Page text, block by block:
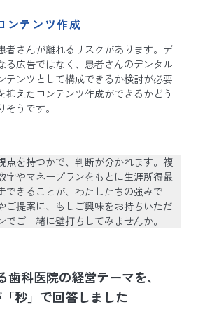
ンテンツ作成
者さんが離れるリスクがあります。デ
る広告ではなく、患者さんのデンタル
テンツとして構成できるか検討が必要
抑えたコンテンツ作成ができるかどう
うです。
点を持つかで、判断が分かれます。複
字やマネープランをもとに生涯所得最
できることが、わたしたちの強みで
ご提案に、もしご興味をお持ちいただ
ご一緒に壁打ちしてみませんか。
歯科医院の経営テーマを、
秒」で回答しました